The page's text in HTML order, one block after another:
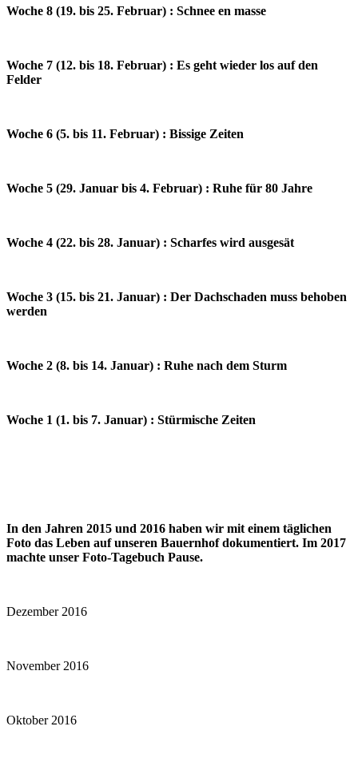
Woche 8 (19. bis 25. Februar) : Schnee en masse
Woche 7 (12. bis 18. Februar) : Es geht wieder los auf den
Felder
Woche 6 (5. bis 11. Februar) : Bissige Zeiten
Woche 5 (29. Januar bis 4. Februar) : Ruhe für 80 Jahre
Woche 4 (22. bis 28. Januar) : Scharfes wird ausgesät
Woche 3 (15. bis 21. Januar) : Der Dachschaden muss behoben
werden
Woche 2 (8. bis 14. Januar) : Ruhe nach dem Sturm
Woche 1 (1. bis 7. Januar) : Stürmische Zeiten
In den Jahren 2015 und 2016 haben wir mit einem täglichen
Foto das Leben auf unseren Bauernhof dokumentiert. Im 2017
machte unser Foto-Tagebuch Pause.
Dezember 2016
November 2016
Oktober 2016